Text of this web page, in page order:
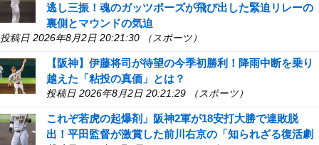
逃し三振！魂のガッツポーズが飛び出した緊迫リレーの
裏側とマウンドの気迫
投稿日 2026年8月2日 20:21:30 （スポーツ）
【阪神】伊藤将司が待望の今季初勝利！降雨中断を乗り
越えた「粘投の真価」とは？
投稿日 2026年8月2日 20:21:29 （スポーツ）
これぞ若虎の起爆剤」阪神2軍が18安打大勝で連敗脱
出！平田監督が激賞した前川右京の「知られざる復活劇